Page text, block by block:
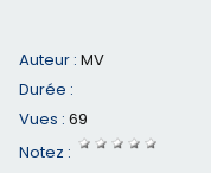
Auteur : MV
Durée :
Vues : 69
Notez :